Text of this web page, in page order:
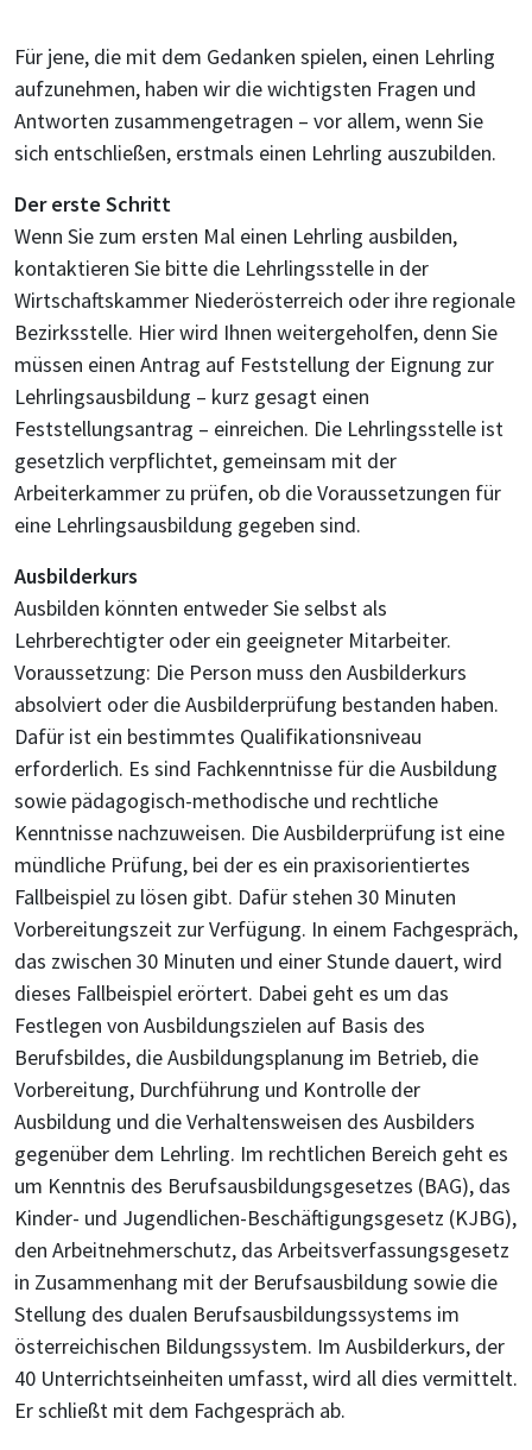
Für jene, die mit dem Gedanken spielen, einen Lehrling
aufzunehmen, haben wir die wichtigsten Fragen und
Antworten zusammengetragen – vor allem, wenn Sie
sich entschließen, erstmals einen Lehrling auszubilden.
Der erste Schritt
Wenn Sie zum ersten Mal einen Lehrling ausbilden,
kontaktieren Sie bitte die Lehrlingsstelle in der
Wirtschaftskammer Niederösterreich oder ihre regionale
Bezirksstelle. Hier wird Ihnen weitergeholfen, denn Sie
müssen einen Antrag auf Feststellung der Eignung zur
Lehrlingsausbildung – kurz gesagt einen
Feststellungsantrag – einreichen. Die Lehrlingsstelle ist
gesetzlich verpflichtet, gemeinsam mit der
Arbeiterkammer zu prüfen, ob die Voraussetzungen für
eine Lehrlingsausbildung gegeben sind.
Ausbilderkurs
Ausbilden könnten entweder Sie selbst als
Lehrberechtigter oder ein geeigneter Mitarbeiter.
Voraussetzung: Die Person muss den Ausbilderkurs
absolviert oder die Ausbilderprüfung bestanden haben.
Dafür ist ein bestimmtes Qualifikationsniveau
erforderlich. Es sind Fachkenntnisse für die Ausbildung
sowie pädagogisch-methodische und rechtliche
Kenntnisse nachzuweisen. Die Ausbilderprüfung ist eine
mündliche Prüfung, bei der es ein praxisorientiertes
Fallbeispiel zu lösen gibt. Dafür stehen 30 Minuten
Vorbereitungszeit zur Verfügung. In einem Fachgespräch,
das zwischen 30 Minuten und einer Stunde dauert, wird
dieses Fallbeispiel erörtert. Dabei geht es um das
Festlegen von Ausbildungszielen auf Basis des
Berufsbildes, die Ausbildungsplanung im Betrieb, die
Vorbereitung, Durchführung und Kontrolle der
Ausbildung und die Verhaltensweisen des Ausbilders
gegenüber dem Lehrling. Im rechtlichen Bereich geht es
um Kenntnis des Berufsausbildungsgesetzes (BAG), das
Kinder- und Jugendlichen-Beschäftigungsgesetz (KJBG),
den Arbeitnehmerschutz, das Arbeitsverfassungsgesetz
in Zusammenhang mit der Berufsausbildung sowie die
Stellung des dualen Berufsausbildungssystems im
österreichischen Bildungssystem. Im Ausbilderkurs, der
40 Unterrichtseinheiten umfasst, wird all dies vermittelt.
Er schließt mit dem Fachgespräch ab.